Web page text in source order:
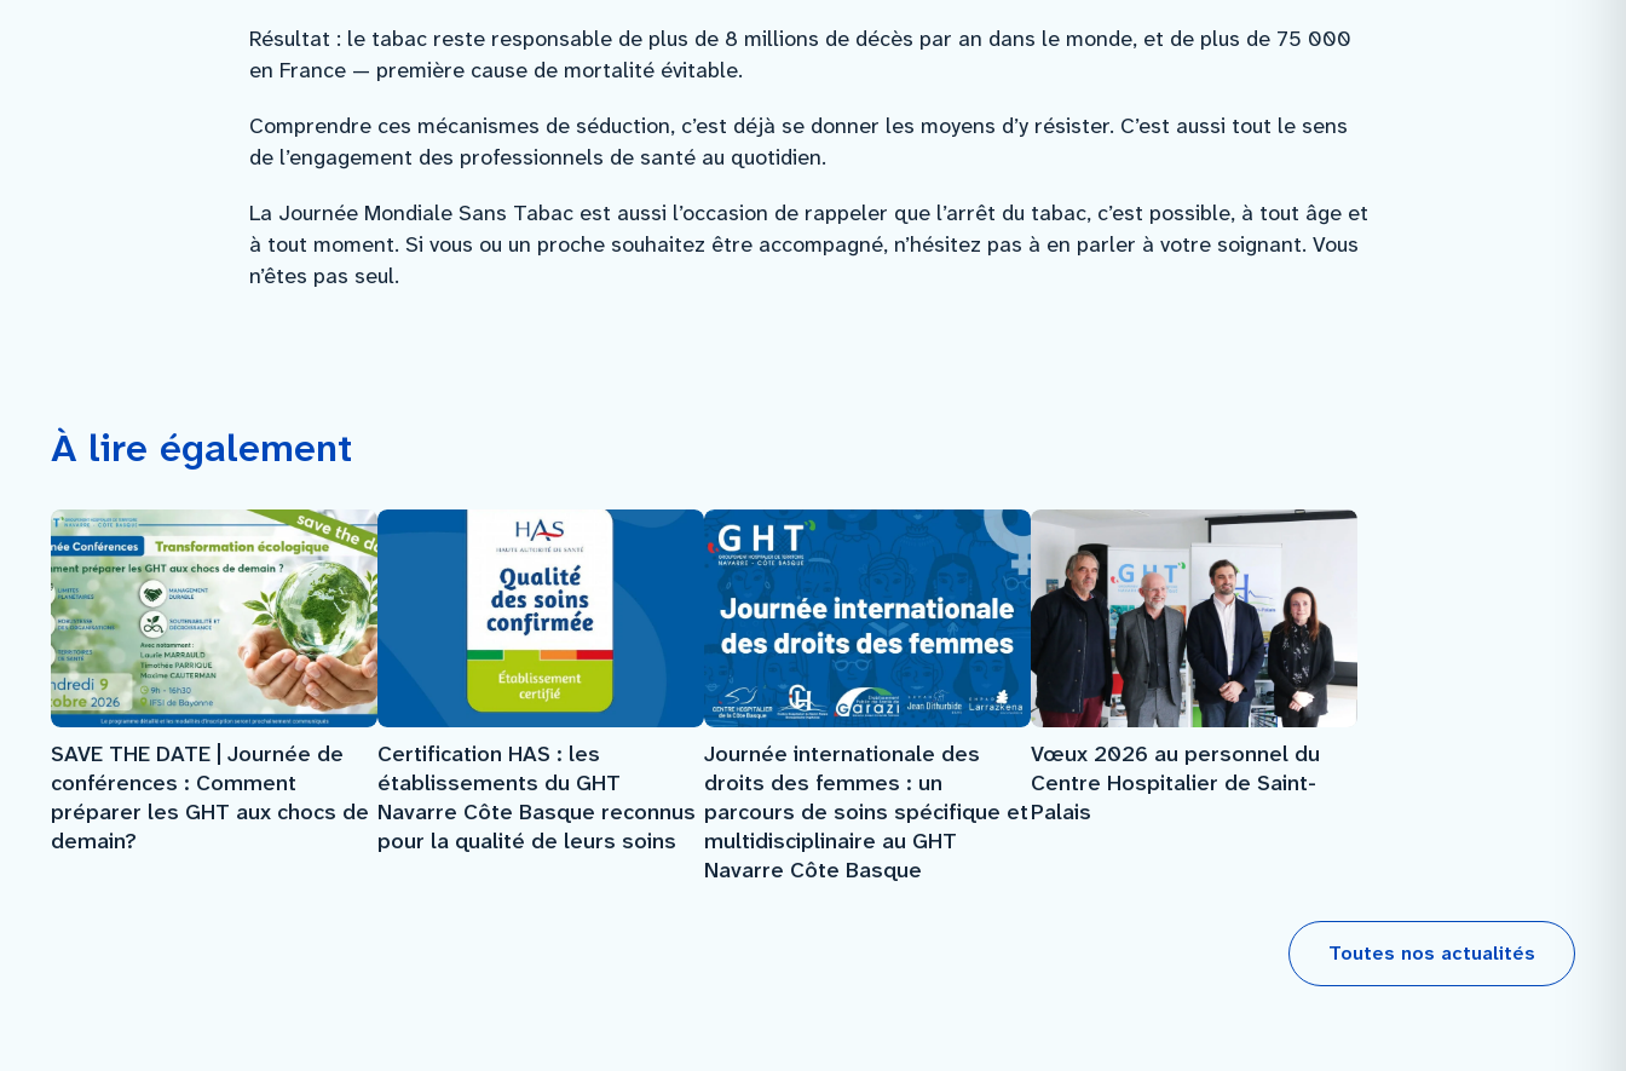
Résultat : le tabac reste responsable de plus de 8 millions de décès par an dans le monde, et de plus de 75 000
en France — première cause de mortalité évitable.
Comprendre ces mécanismes de séduction, c’est déjà se donner les moyens d’y résister. C’est aussi tout le sens
de l’engagement des professionnels de santé au quotidien.
La Journée Mondiale Sans Tabac est aussi l’occasion de rappeler que l’arrêt du tabac, c’est possible, à tout âge et
à tout moment. Si vous ou un proche souhaitez être accompagné, n’hésitez pas à en parler à votre soignant. Vous
n’êtes pas seul.
À lire également
SAVE THE DATE | Journée de
conférences : Comment
préparer les GHT aux chocs de
demain?
Certification HAS : les
établissements du GHT
Navarre Côte Basque reconnus
pour la qualité de leurs soins
Journée internationale des
droits des femmes : un
parcours de soins spécifique et
multidisciplinaire au GHT
Navarre Côte Basque
Vœux 2026 au personnel du
Centre Hospitalier de Saint-
Palais
Toutes nos actualités